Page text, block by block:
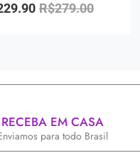
R$279.00
RECEBA EM CASA
para todo Brasil